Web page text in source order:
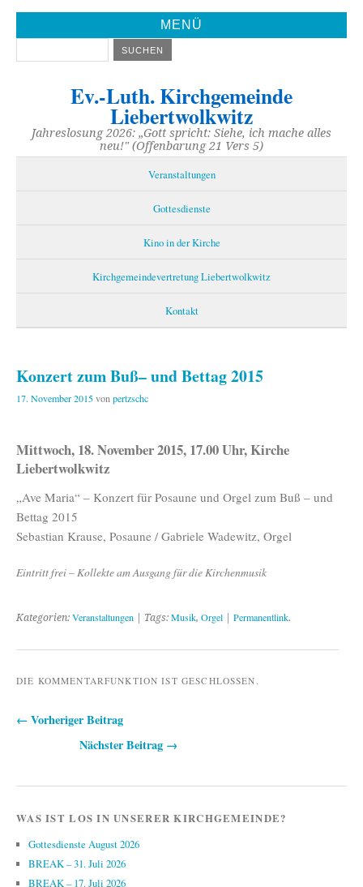
MENÜ
Ev.-Luth. Kirchgemeinde
Liebertwolkwitz
Jahreslosung 2026: „Gott spricht: Siehe, ich mache alles
neu!" (Offenbarung 21 Vers 5)
Veranstaltungen
Gottesdienste
Kino in der Kirche
Kirchgemeindevertretung Liebertwolkwitz
Kontakt
Konzert zum Buß– und Bettag 2015
17. November 2015von pertzschc
Mittwoch, 18. November 2015, 17.00 Uhr, Kirche
Liebertwolkwitz
„Ave Maria“ – Konzert für Posaune und Orgel zum Buß – und
Bettag 2015
Sebastian Krause, Posaune / Gabriele Wadewitz, Orgel
Eintritt frei – Kollekte am Ausgang für die Kirchenmusik
Kategorien: Veranstaltungen | Tags: Musik, Orgel Permanentlink.
DIE KOMMENTARFUNKTION IST GESCHLOSSEN.
Beitragsnavigation
← Vorheriger Beitrag
Nächster Beitrag →
WAS IST LOS IN UNSERER KIRCHGEMEINDE?
Gottesdienste August 2026
BREAK – 31. Juli 2026
BREAK – 17. Juli 2026